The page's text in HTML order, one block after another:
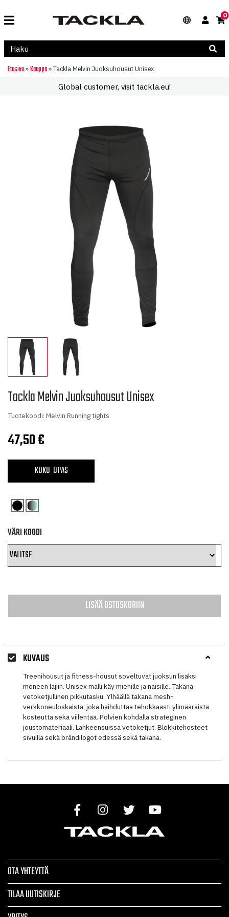
0
Etusivu » Kauppa » Tackla Melvin Juoksuhousut Unisex
Global customer, visit tackla.eu!
Tackla Melvin Juoksuhousut Unisex
Tuotekoodi: Melvin Running tights
47,50€
KOKO-OPAS
VÄRI KOODI
LISÄÄ OSTOSKORIIN
KUVAUS
Treenihousut ja fitness-housut soveltuvat juoksun lisäksi
moneen lajiin. Unisex malli käy miehille ja naisille. Takana
vetoketjullinen pikkutasku. Ylhäällä takana mesh-
verkkoneuloskaista, joka haihduttaa tehokkaasti ylimääräistä
kosteutta sekä viilentää. Polvien kohdalla strateginen
joustomateriaali. Lahkeensuissa vetoketjut. Blokkitehosteet
sivuilla sekä brändilogot edessä sekä takana.
OTA YHTEYTTÄ
TILAA UUTISKIRJE